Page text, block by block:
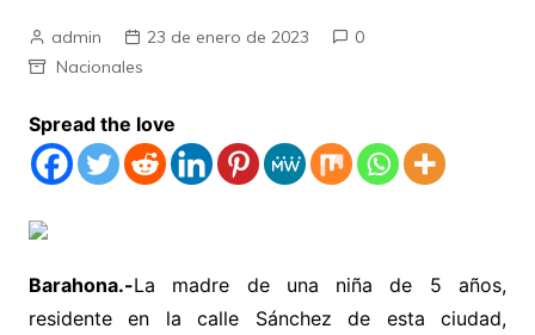
admin 23 de enero de 2023
0
Nacionales
Spread the love
Barahona.-La madre de una niña de 5 años,
residente en la calle Sánchez de esta ciudad,